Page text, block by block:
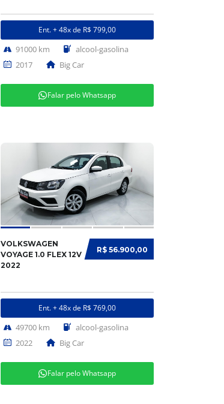
Ent. + 48x de R$ 799,00
91000 km
alcool-gasolina
2017
Big Car
Falar pelo Whatsapp
R$ 56.900,00
VOLKSWAGEN
VOYAGE 1.0 FLEX 12V
2022
Ent. + 48x de R$ 769,00
49700 km
alcool-gasolina
2022
Big Car
Falar pelo Whatsapp